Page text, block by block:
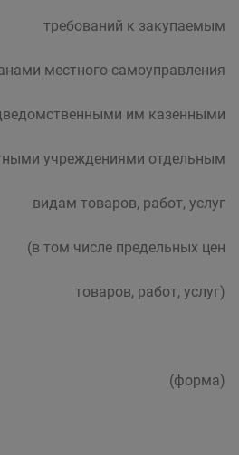
требований к закупаемым
местного самоуправления
им казенными
учреждениями отдельным
видам товаров, работ, услуг
(в том числе предельных цен
товаров, работ, услуг)
(форма)